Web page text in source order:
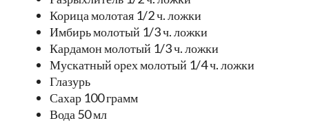
Корица молотая 1/2 ч. ложки
Имбирь молотый 1/3 ч. ложки
Кардамон молотый 1/3 ч. ложки
Мускатный орех молотый 1/4 ч. ложки
Глазурь
Сахар 100 грамм
Вода 50 мл